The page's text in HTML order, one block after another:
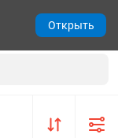
Открыть